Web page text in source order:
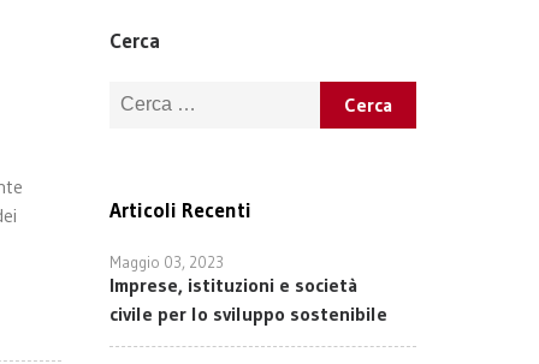
Cerca
Ricerca per:
Articoli Recenti
Maggio 03, 2023
Imprese, istituzioni e società
civile per lo sviluppo sostenibile